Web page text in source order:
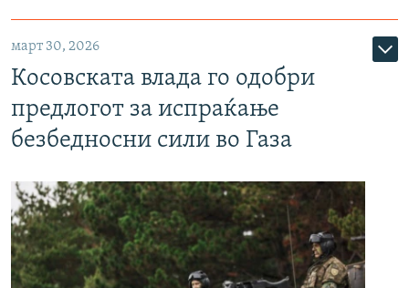
март 30, 2026
Косовската влада го одобри
предлогот за испраќање
безбедносни сили во Газа